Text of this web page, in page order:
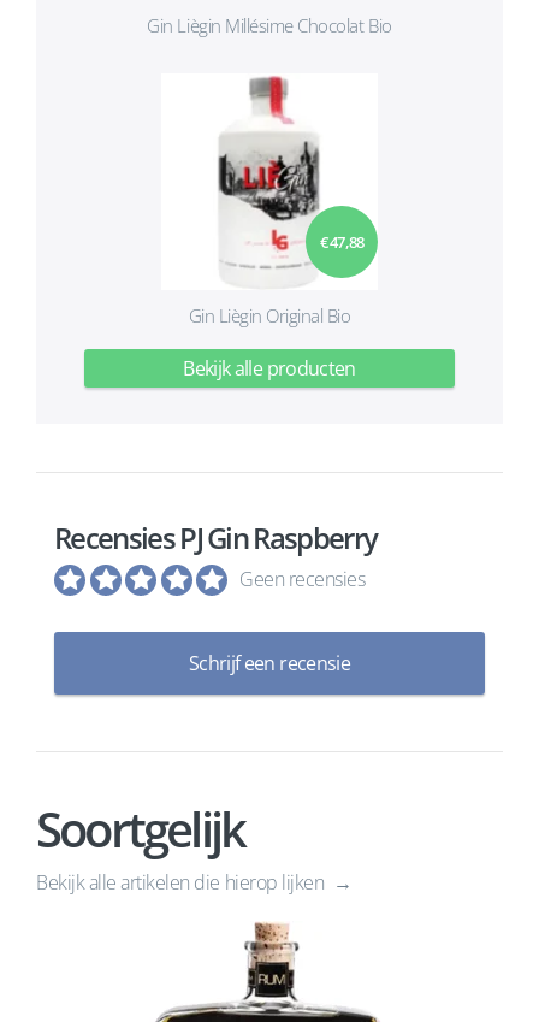
Gin Liègin Millésime Chocolat Bio
€ 47,88
Gin Liègin Original Bio
Bekijk alle producten
Recensies PJ Gin Raspberry
Geen recensies
Schrijf een recensie
Soortgelijk
Bekijk alle artikelen die hierop lijken